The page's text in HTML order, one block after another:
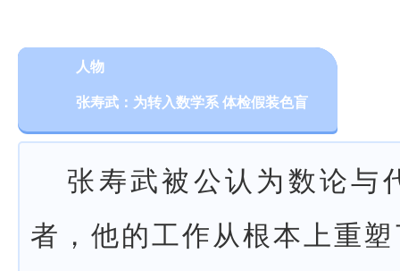
人物
张寿武：为转入数学系 体检假装色盲
张寿武被公认为数论与
者，他的工作从根本上重